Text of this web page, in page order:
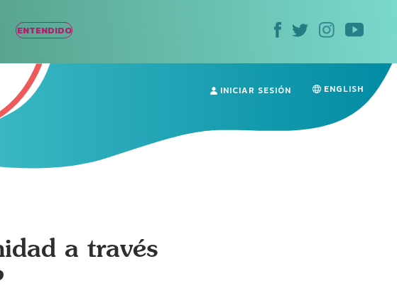
ENTENDIDO
INICIAR SESIÓN ENGLISH
a través